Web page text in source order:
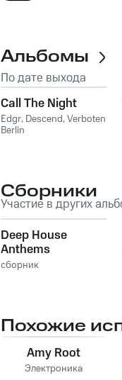
Альбомы
По дате выхода
Call The Night
Edgr, Descend,Verboten
Berlin
Сборники
Участие в других
Deep House
Anthems
сборник
Похожие
Amy Root
Электроника